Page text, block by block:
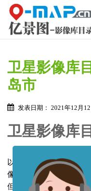
卫星影像库
岛市
发表日期： 2021年12月12
卫星影像库
以下为 秦皇岛市2000年
像资料目录（表1），
但每景卫星图拍摄位置